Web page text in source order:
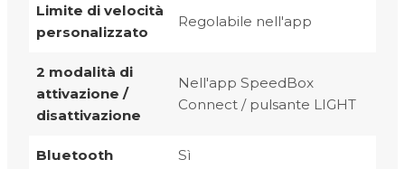
Limite di velocità
personalizzato
Regolabile nell'app
2 modalità di
attivazione /
disattivazione
Nell'app SpeedBox
Connect / pulsante LIGHT
Bluetooth Sì